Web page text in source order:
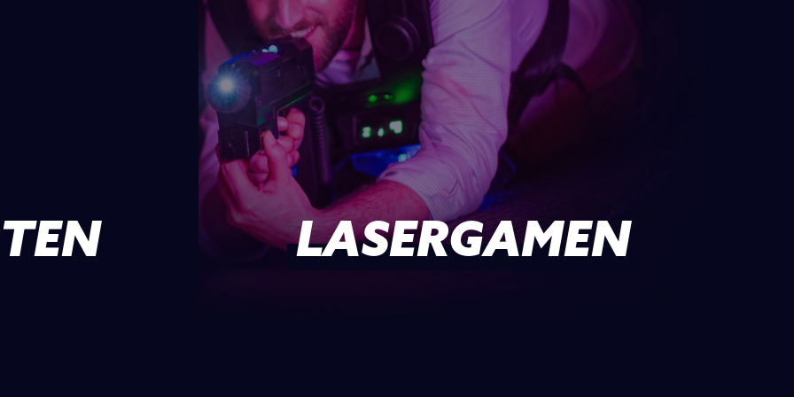
LASERGAMEN